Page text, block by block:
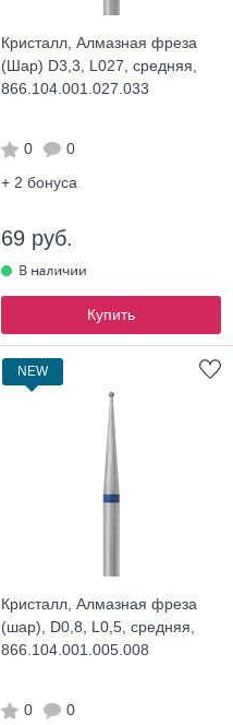
Кристалл, Алмазная фреза
(Шар) D3,3, L027, средняя,
866.104.001.027.033
0
0
+ 2 бонуса
69 руб.
Купить
NEW
Кристалл, Алмазная фреза
(шар), D0,8, L0,5, средняя,
866.104.001.005.008
0
0